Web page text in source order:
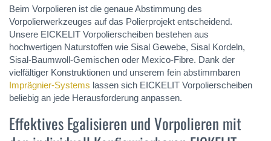
Beim Vorpolieren ist die genaue Abstimmung des
Vorpolierwerkzeuges auf das Polierprojekt entscheidend.
Unsere EICKELIT Vorpolierscheiben bestehen aus
hochwertigen Naturstoffen wie Sisal Gewebe, Sisal Kordeln,
Sisal-Baumwoll-Gemischen oder Mexico-Fibre. Dank der
vielfältiger Konstruktionen und unserem fein abstimmbaren
Imprägnier-Systems lassen sich EICKELIT Vorpolierscheiben
beliebig an jede Herausforderung anpassen.
Effektives Egalisieren und Vorpolieren mit